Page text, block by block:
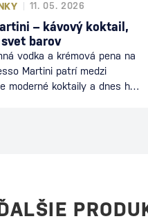
11. 05. 2026
– kávový koktail,
barov
vodka a krémová pena na
Martini patrí medzi
moderné koktaily a dnes ho